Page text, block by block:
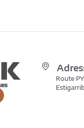
Route